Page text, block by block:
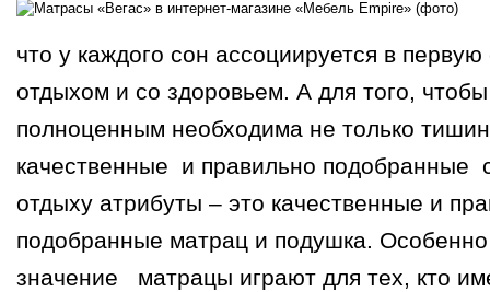
что у каждого сон ассоциируется в
отдыхом и со здоровьем. А для того,
полноценным необходима не только
качественные и правильно подобранные
отдыху атрибуты – это качественные и
подобранные матрац и подушка.
значение матрацы играют для тех, кто